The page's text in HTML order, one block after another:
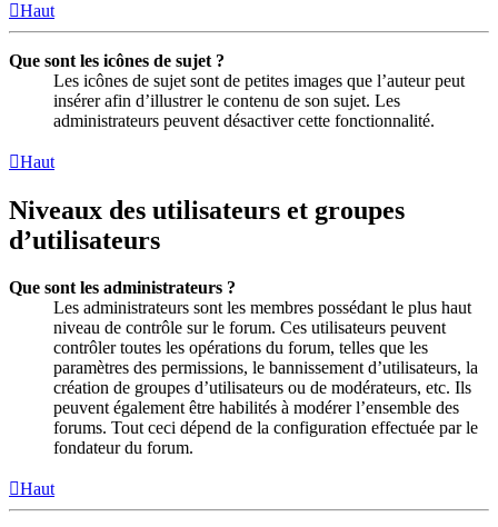
Haut
Que sont les icônes de sujet ?
Les icônes de sujet sont de petites images que l’auteur peut
insérer afin d’illustrer le contenu de son sujet. Les
administrateurs peuvent désactiver cette fonctionnalité.
Haut
Niveaux des utilisateurs et groupes
d’utilisateurs
Que sont les administrateurs ?
Les administrateurs sont les membres possédant le plus haut
niveau de contrôle sur le forum. Ces utilisateurs peuvent
contrôler toutes les opérations du forum, telles que les
paramètres des permissions, le bannissement d’utilisateurs, la
création de groupes d’utilisateurs ou de modérateurs, etc. Ils
peuvent également être habilités à modérer l’ensemble des
forums. Tout ceci dépend de la configuration effectuée par le
fondateur du forum.
Haut